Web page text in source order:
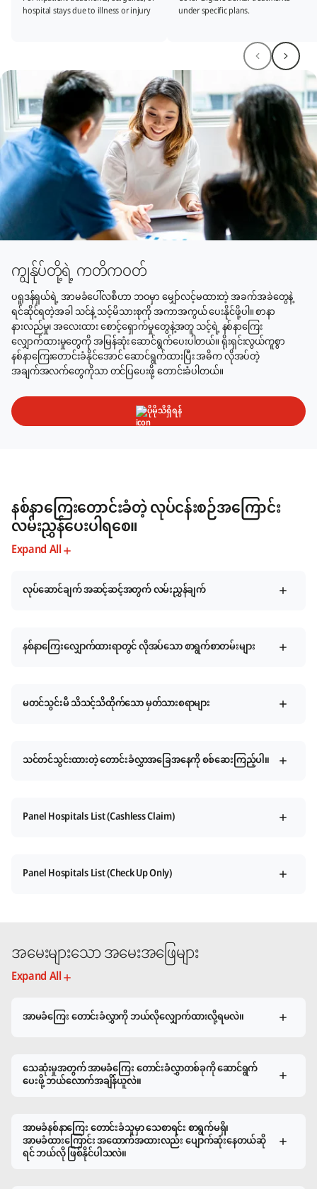
hospital stays due to illness or injury​ under specific plans.
ကျွန်ုပ်တို့ရဲ့ ကတိကဝတ်
ပရူဒန်ရှယ်ရဲ့ အာမခံပေါ်လစီဟာ ဘဝမှာ မျှော်လင့်မထားတဲ့ အခက်အခဲတွေနဲ့
ရင်ဆိုင်ရတဲ့အခါ သင်နဲ့ သင့်မိသားစုကို အကာအကွယ် ပေးနိုင်ဖို့ပါ။ စာနာ
နားလည်မှု၊ အလေးထား စောင့်ရှောက်မှုတွေနဲ့အတူ သင့်ရဲ့ နစ်နာကြေး
လျှောက်ထားမှုတွေကို အမြန်ဆုံး ဆောင်ရွက်ပေးပါတယ်။ ရိုးရှင်းလွယ်ကူစွာ
နစ်နာကြေးတောင်းခံနိုင်အောင် ဆောင်ရွက်ထားပြီး အဓိက လိုအပ်တဲ့
အချက်အလက်တွေကိုသာ တင်ပြပေးဖို့ တောင်းခံပါတယ်။
ပိုမိုသိရှိရန်
နစ်နာကြေးတောင်းခံတဲ့ လုပ်ငန်းစဉ်အကြောင်း
လမ်းညွှန်ပေးပါရစေ။
Expand All
လုပ်ဆောင်ချက် အဆင့်ဆင့်အတွက် လမ်းညွှန်ချက်
နစ်နာကြေးလျှောက်ထားရာတွင် လိုအပ်သော စာရွက်စာတမ်းများ
မတင်သွင်းမီ သိသင့်သိထိုက်သော မှတ်သားစရာများ
သင်တင်သွင်းထားတဲ့ တောင်းခံလွှာအခြေအနေကို စစ်ဆေးကြည့်ပါ။
Panel Hospitals List (Cashless Claim)
Panel Hospitals List (Check Up Only)
အမေးများသော အမေးအဖြေများ
Expand All
အာမခံကြေး တောင်းခံလွှာကို ဘယ်လိုလျှောက်ထားလို့ရမလဲ။
သေဆုံးမှုအတွက် အာမခံကြေး တောင်းခံလွှာတစ်ခုကို ဆောင်ရွက်
ပေးဖို့ ဘယ်လောက်အချိန်ယူလဲ။
အာမခံနစ်နာကြေး တောင်းခံသူမှာ သေစာရင်း စာရွက်မရှိ၊
အာမခံထားကြောင်း အထောက်အထားလည်း ပျောက်ဆုံးနေတယ်ဆို
ရင် ဘယ်လို ဖြစ်နိုင်ပါသလဲ။